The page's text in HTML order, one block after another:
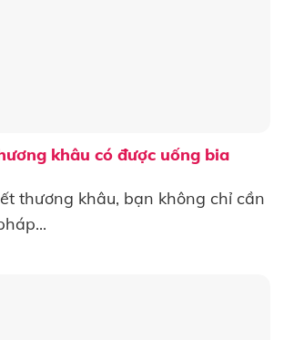
thương khâu, bạn không chỉ cần